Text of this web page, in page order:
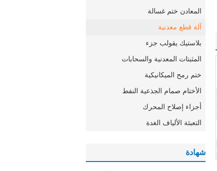
المعادن ختم غسالة
آلة قطع معدنية
بلاستيك يقولب جزء
المثبتات المعدنية والسحابات
ختم رمح الميكانيكية
الأختام صمام الجذعية النفط
أجزاء إصلاح المحرك
التعبئة الألياف الغدة
شهادة